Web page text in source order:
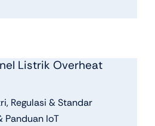
, Regulasi & Standar
Panduan IoT